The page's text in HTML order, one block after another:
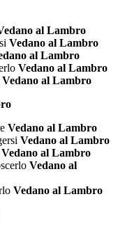
al Lambro
Vedano al Lambro
al Lambro
Vedano al Lambro
Vedano al Lambro
Vedano al Lambro
Vedano al Lambro
Vedano al Lambro
Vedano al
Vedano al Lambro